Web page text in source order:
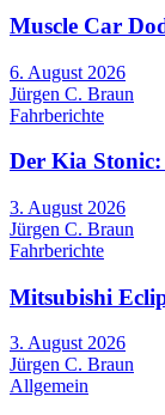
Muscle Car
6. August 2026
Jürgen C. Braun
Fahrberichte
Der Kia
3. August 2026
Jürgen C. Braun
Fahrberichte
Mitsubishi
3. August 2026
Jürgen C. Braun
Allgemein